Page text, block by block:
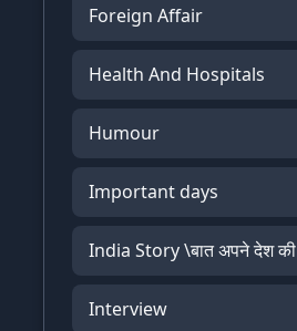
Foreign Affair
Health And Hospitals
Humour
Important days
India Story \बात अपने देश की
Interview